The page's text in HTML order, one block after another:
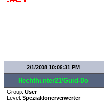
2/1/2008 10:09:31 PM
Hechthunter21/Guid-Do
Group: User
Level: Spezialdönerverwerter